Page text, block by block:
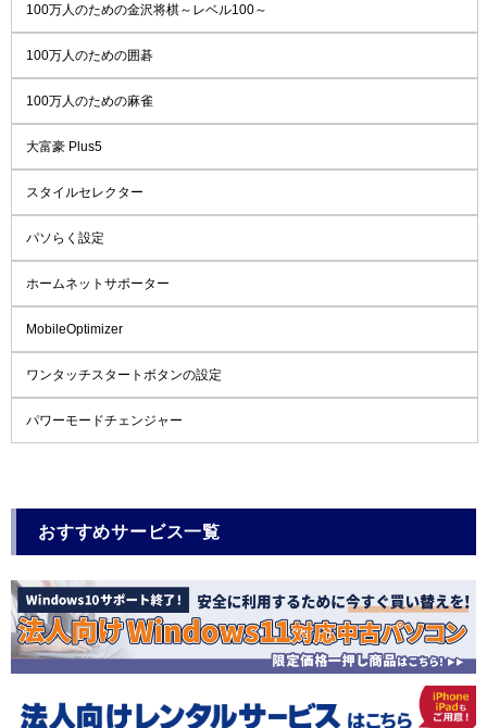
100万人のための金沢将棋～レベル100～
100万人のための囲碁
100万人のための麻雀
大富豪 Plus5
スタイルセレクター
パソらく設定
ホームネットサポーター
MobileOptimizer
ワンタッチスタートボタンの設定
パワーモードチェンジャー
おすすめサービス一覧